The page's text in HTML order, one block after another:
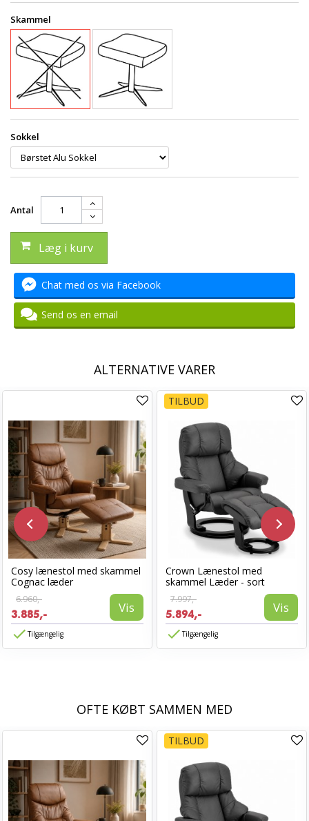
Skammel
Sokkel
Antal
Læg i kurv
Chat med os via Facebook
Send os en email
ALTERNATIVE VARER
Cosy lænestol med skammel
Cognac læder
6.960,-
3.885,- Vis
Tilgængelig
TILBUD
Crown Lænestol med
skammel Læder - sort
7.997,-
5.894,- Vis
Tilgængelig
OFTE KØBT SAMMEN MED
TILBUD